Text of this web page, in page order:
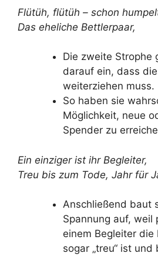
Flütüh, flütüh – schon
Das eheliche Bettlerpaar,
Die zweite Strophe
darauf ein, dass
weiterziehen muss.
So haben sie
Möglichkeit, neue
Spender zu
Ein einziger ist ihr Begleiter,
Treu bis zum Tode, Jahr für
Anschließend baut
Spannung auf, weil
einem Begleiter die
sogar „treu“ ist